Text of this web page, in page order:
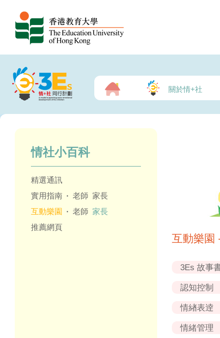
關於情+社
情社小百科
精選通訊
實用指南 · 老師 家長
互動樂園
· 老師 家長
推薦網頁
互動樂園
3Es 故事
【3Es 故
【3Es 故
【3Es 故
認知控制
目標行為
「找錯處
情緖表逹
「親親」
情緒管理